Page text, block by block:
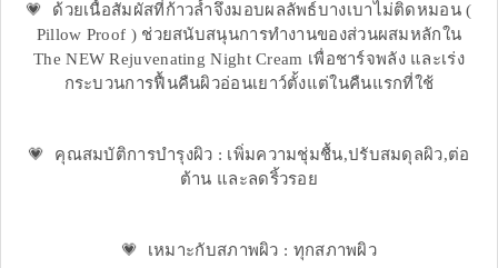
💗 ด้วยเนื้อสัมผัสที่ก้าวล้ำจึงมอบผลลัพธ์บางเบาไม่ติดหมอน (
Pillow Proof ) ช่วยสนับสนุนการทำงานของส่วนผสมหลักใน
The NEW Rejuvenating Night Cream เพื่อชาร์จพลัง และเร่ง
กระบวนการฟื้นคืนผิวอ่อนเยาว์ตั้งแต่ในคืนแรกที่ใช้
💗 คุณสมบัติการบำรุงผิว : เพิ่มความชุ่มชื้น,ปรับสมดุลผิว,ต่อ
ต้าน และลดริ้วรอย
💗 เหมาะกับสภาพผิว : ทุกสภาพผิว